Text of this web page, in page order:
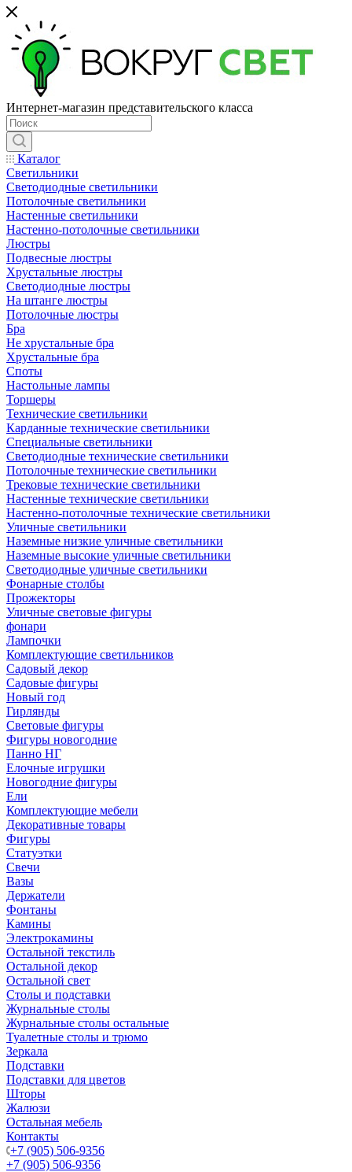
Интернет-магазин представительского класса
Каталог
Светильники
Светодиодные светильники
Потолочные светильники
Настенные светильники
Настенно-потолочные светильники
Люстры
Подвесные люстры
Хрустальные люстры
Светодиодные люстры
На штанге люстры
Потолочные люстры
Бра
Не хрустальные бра
Хрустальные бра
Споты
Настольные лампы
Торшеры
Технические светильники
Карданные технические светильники
Специальные светильники
Светодиодные технические светильники
Потолочные технические светильники
Трековые технические светильники
Настенные технические светильники
Настенно-потолочные технические светильники
Уличные светильники
Наземные низкие уличные светильники
Наземные высокие уличные светильники
Светодиодные уличные светильники
Фонарные столбы
Прожекторы
Уличные световые фигуры
фонари
Лампочки
Комплектующие светильников
Садовый декор
Садовые фигуры
Новый год
Гирлянды
Световые фигуры
Фигуры новогодние
Панно НГ
Елочные игрушки
Новогодние фигуры
Ели
Комплектующие мебели
Декоративные товары
Фигуры
Статуэтки
Свечи
Вазы
Держатели
Фонтаны
Камины
Электрокамины
Остальной текстиль
Остальной декор
Остальной свет
Столы и подставки
Журнальные столы
Журнальные столы остальные
Туалетные столы и трюмо
Зеркала
Подставки
Подставки для цветов
Шторы
Жалюзи
Остальная мебель
Контакты
+7 (905) 506-9356
+7 (905) 506-9356